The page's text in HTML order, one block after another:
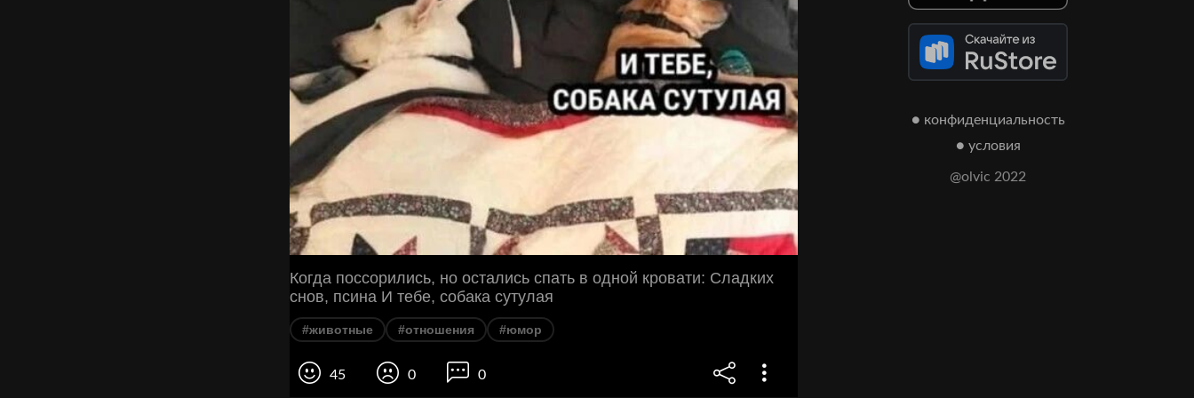
Когда поссорились, но остались спать в одной кровати: Сладких
снов, псина И тебе, собака сутулая
#животные #отношения #юмор
45 0 0
● конфиденциальность
● условия
@olvic 2022